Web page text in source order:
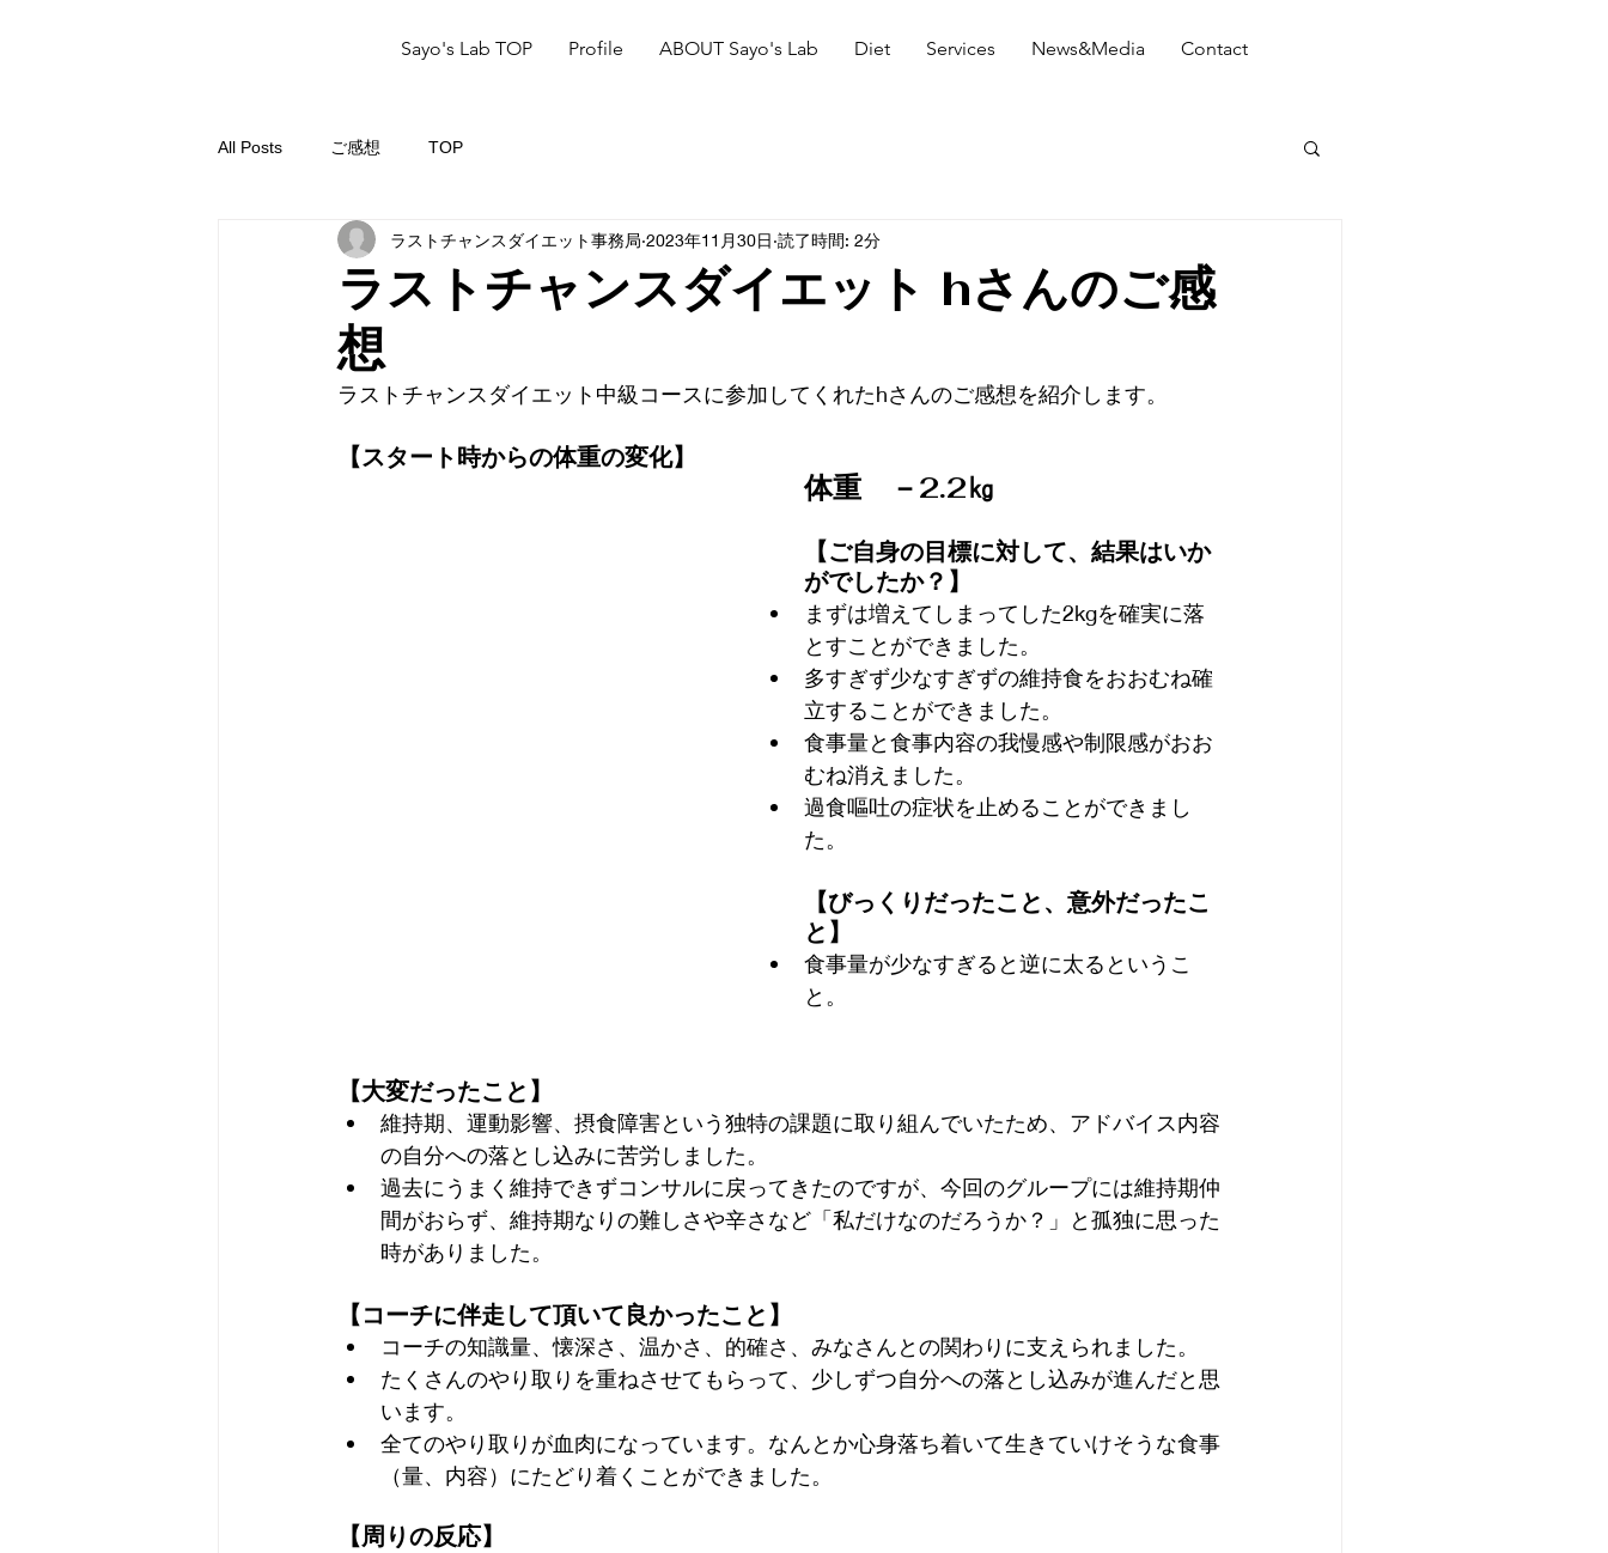
Sayo's Lab TOP Profile ABOUT Sayo's Lab Diet Services News&Media Contact
All Posts ご感想 TOP
ラストチャンスダイエット hさんのご感
想
ラストチャンスダイエット事務局 2023年11月30日 読了時間: 2分
ラストチャンスダイエット中級コースに参加してくれたhさんのご感想を紹介します。
【スタート時からの体重の変化】
体重　－2.2㎏
【ご自身の目標に対して、結果はいか
がでしたか？ 】
まずは増えてしまってした2kgを確実に落
とすことができました。
多すぎず少なすぎずの維持食をおおむね確
立することができました。
食事量と食事内容の我慢感や制限感がおお
むね消えました。
過食嘔吐の症状を止めることができまし
た。
【びっくりだったこと、意外だったこ
と】
食事量が少なすぎると逆に太るというこ
と。
【大変だったこと】
維持期、運動影響、摂食障害という独特の課題に取り組んでいたため、アドバイス内容
の自分への落とし込みに苦労しました。
過去にうまく維持できずコンサルに戻ってきたのですが、今回のグループには維持期仲
間がおらず、維持期なりの難しさや辛さなど「私だけなのだろうか？」と孤独に思った
時がありました。
【コーチに伴走して頂いて良かったこと】
コーチの知識量、懐深さ、温かさ、的確さ、みなさんとの関わりに支えられました。
たくさんのやり取りを重ねさせてもらって、少しずつ自分への落とし込みが進んだと思
います。
全てのやり取りが血肉になっています。なんとか心身落ち着いて生きていけそうな食事
（量、内容）にたどり着くことができました。
【周りの反応】